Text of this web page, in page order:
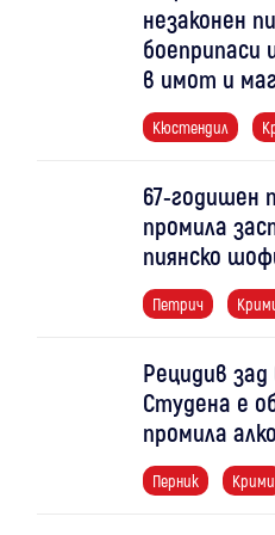
незаконен
боеприпаси
в имот и
Кюстендил
67-годишен
промила
пиянско
Петрич
Рецидив
Студена е
промила
Перник Крими